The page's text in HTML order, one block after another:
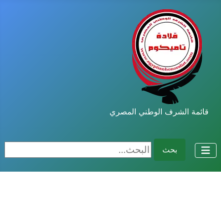
قائمة الشرف الوطني المصري
بحث البحث...